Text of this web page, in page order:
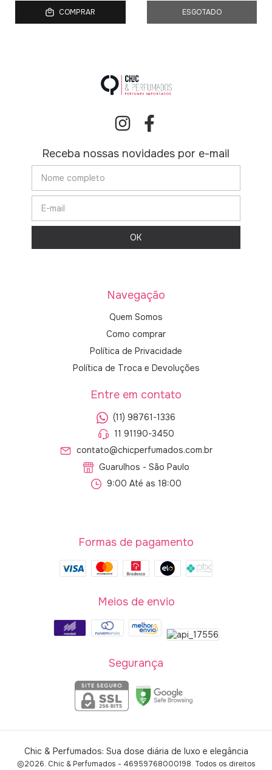
COMPRAR ESGOTADO
Receba nossas novidades por e-mail
Navegação
Quem Somos
Como comprar
Política de Privacidade
Política de Troca e Devoluções
Entre em contato
(11) 98761-1336
11 91190-3450
contato@chicperfumados.com.br
Guarulhos - São Paulo
9:00 Até as 18:00
Formas de pagamento
Meios de envio
Segurança
Chic & Perfumados: Sua dose diária de luxo e elegância
©2026. Chic & Perfumados - 46959768000198. Todos os direitos